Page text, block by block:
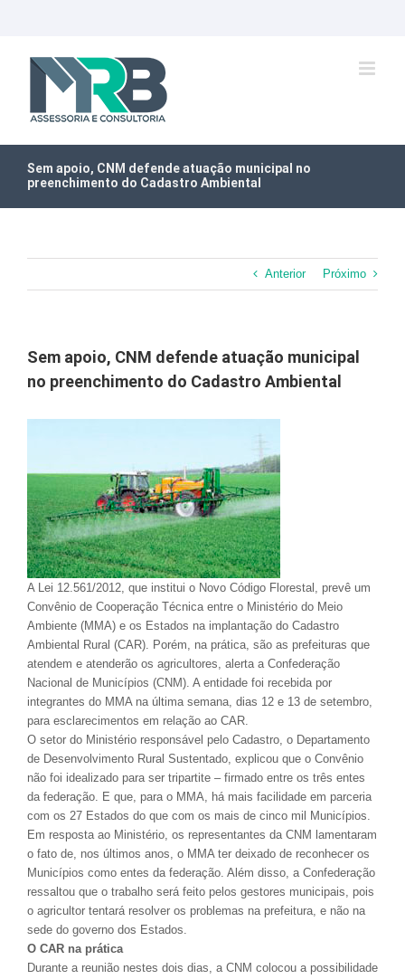
Sem apoio, CNM defende atuação municipal no
preenchimento do Cadastro Ambiental
Anterior Próximo
Sem apoio, CNM defende atuação municipal
no preenchimento do Cadastro Ambiental
A Lei 12.561/2012, que institui o Novo Código Florestal, prevê um
Convênio de Cooperação Técnica entre o Ministério do Meio
Ambiente (MMA) e os Estados na implantação do Cadastro
Ambiental Rural (CAR). Porém, na prática, são as prefeituras que
atendem e atenderão os agricultores, alerta a Confederação
Nacional de Municípios (CNM). A entidade foi recebida por
integrantes do MMA na última semana, dias 12 e 13 de setembro,
para esclarecimentos em relação ao CAR.
O setor do Ministério responsável pelo Cadastro, o Departamento
de Desenvolvimento Rural Sustentado, explicou que o Convênio
não foi idealizado para ser tripartite – firmado entre os três entes
da federação. E que, para o MMA, há mais facilidade em parceria
com os 27 Estados do que com os mais de cinco mil Municípios.
Em resposta ao Ministério, os representantes da CNM lamentaram
o fato de, nos últimos anos, o MMA ter deixado de reconhecer os
Municípios como entes da federação. Além disso, a Confederação
ressaltou que o trabalho será feito pelos gestores municipais, pois
o agricultor tentará resolver os problemas na prefeitura, e não na
sede do governo dos Estados.
O CAR na prática
Durante a reunião nestes dois dias, a CNM colocou a possibilidade